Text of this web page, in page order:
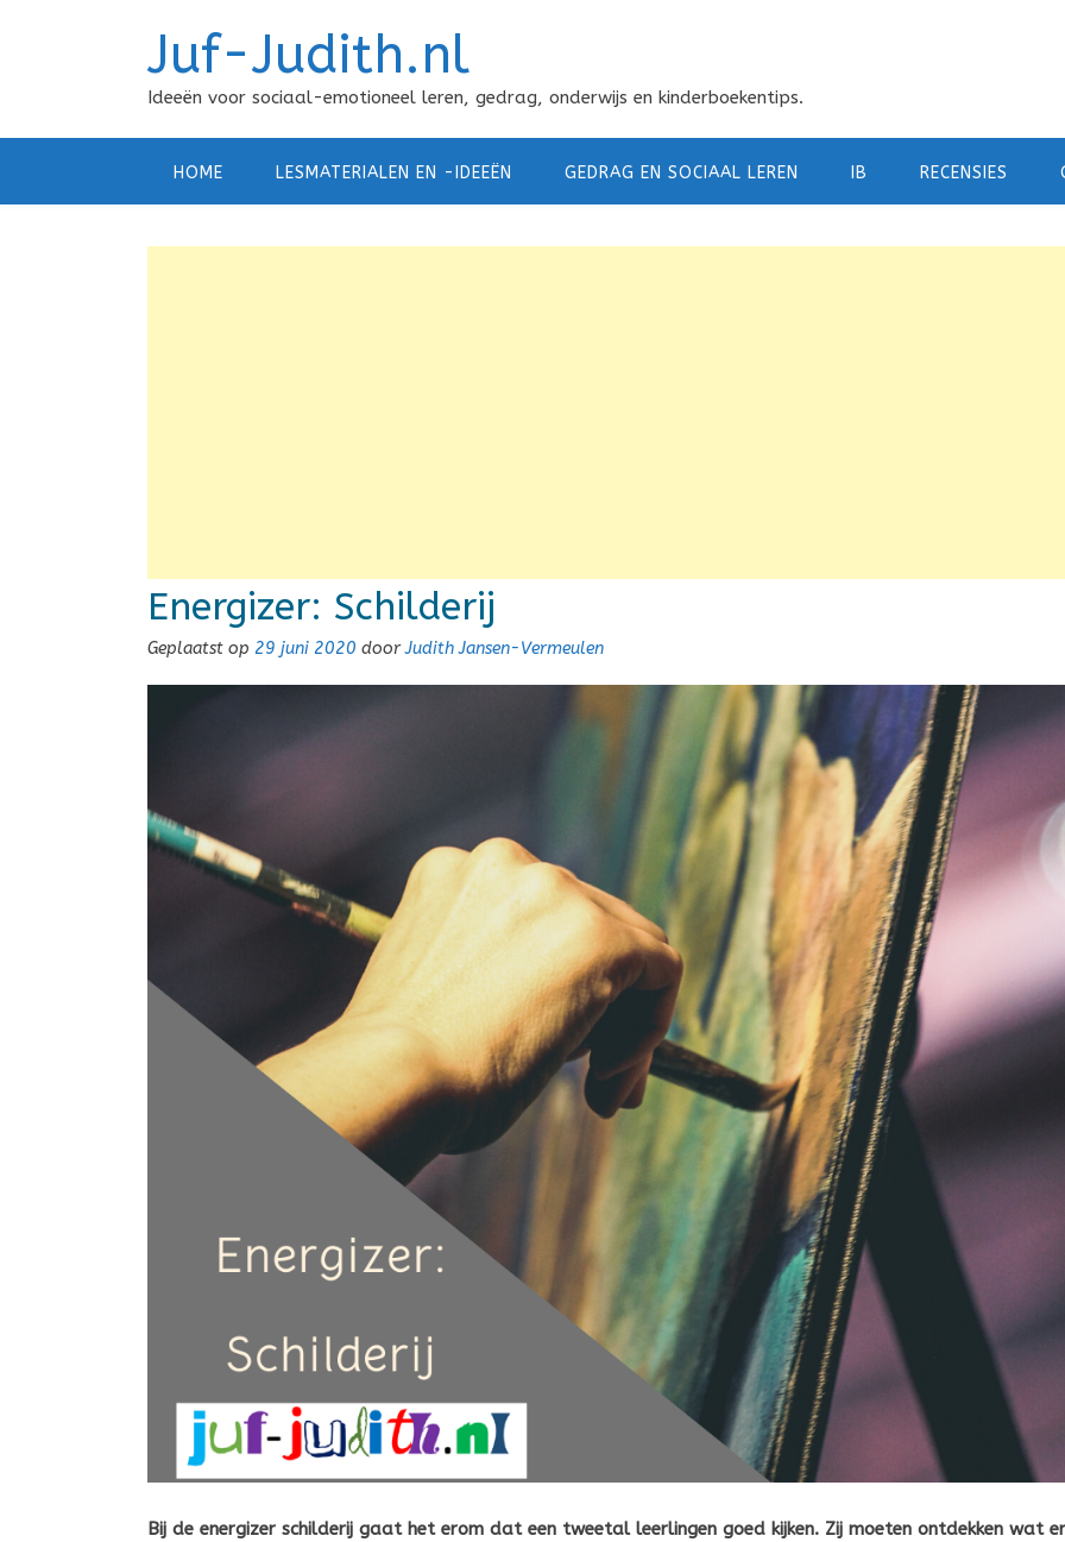
Juf-Judith.nl
Ideeën voor sociaal-emotioneel leren, gedrag, onderwijs en kinderboekentips.
HOME LESMATERIALEN EN -IDEEËN GEDRAG EN SOCIAAL LEREN IB RECENSIES
Energizer: Schilderij
Geplaatst op 29 juni 2020 doorJudith Jansen-Vermeulen
Bij de energizer schilderij gaat het erom dat een tweetal leerlingen goed kijken. Zij moeten ontdekken wat er